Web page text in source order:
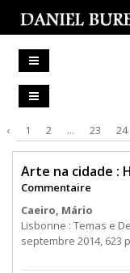
‹ 1 2 ... 23 24
Arte na cidade :
Commentaire
Caeiro, Mário
Lisbonne : Temas e
septembre 2014, 623